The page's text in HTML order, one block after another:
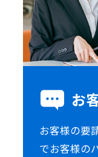
お
お客様の要
でお客様の